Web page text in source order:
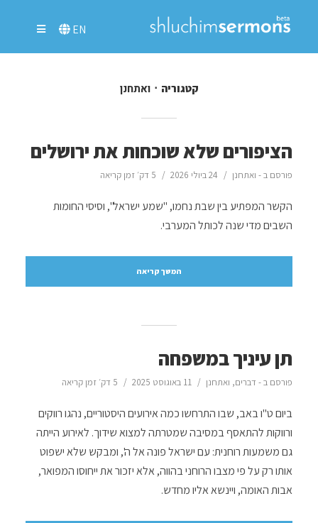
EN
קטגוריה ואתחנן
הציפורים שלא שוכחות את ירושלים
פורסם ב - ואתחנן 24 ביולי 2026 5 דק׳ זמן קריאה
הקשר המפתיע בין שבת נחמו, "שמע ישראל", וסיסי החומות
השבים מדי שנה לכותל המערבי.
המשך קריאה
תן עיניך במשפחה
פורסם ב - דברים, ואתחנן 11 באוגוסט 2025 5 דק׳ זמן קריאה
ביום ט"ו באב, שבו התרחשו כמה אירועים היסטוריים, נהגו רווקים
ורווקות להתאסף במסיבה שמטרתה למצוא שידוך. לאירוע הייתה
גם משמעות רוחנית: עם ישראל פונה אל ה', ומבקש שלא ישפוט
אותו רק על פי מצבו הרוחני בהווה, אלא יזכור את ייחוסו המפואר,
אבות האומה, ויינשא אליו מחדש.